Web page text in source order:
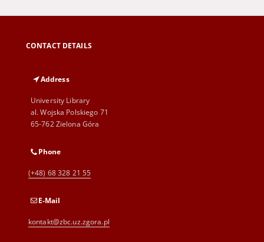
CONTACT DETAILS
Address
University Library
al. Wojska Polskiego 71
65-762 Zielona Góra
Phone
(+48) 68 328 21 55
E-Mail
kontakt@zbc.uz.zgora.pl